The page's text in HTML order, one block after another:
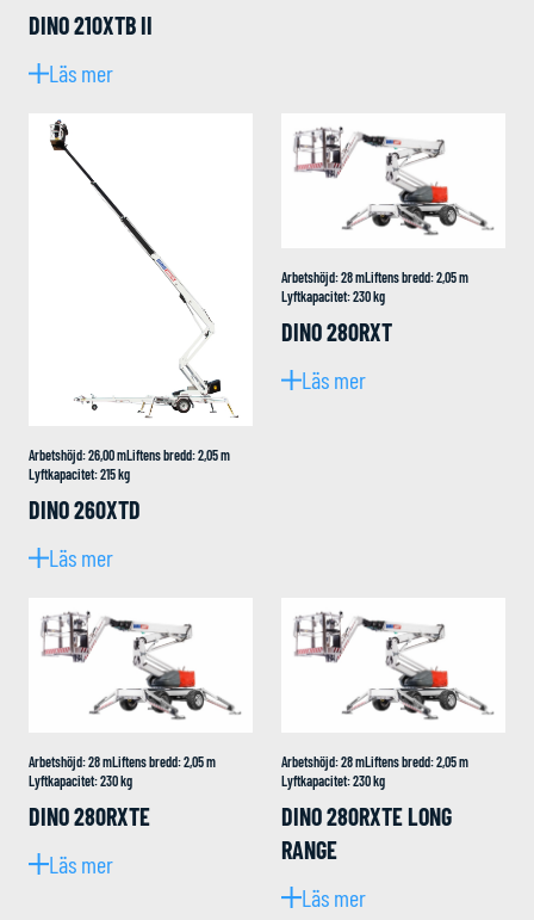
DINO 210XTB II
Läs mer
Arbetshöjd:26,00mLiftens bredd:2,05m
Lyftkapacitet:215kg
DINO 260XTD
Läs mer
Arbetshöjd:28mLiftens bredd:2,05m
Lyftkapacitet:230kg
DINO 280RXT
Läs mer
Arbetshöjd:28mLiftens bredd:2,05m
Lyftkapacitet:230kg
DINO 280RXTE
Läs mer
Arbetshöjd:28mLiftens bredd:2,05m
Lyftkapacitet:230kg
DINO 280RXTE LONG
RANGE
Läs mer